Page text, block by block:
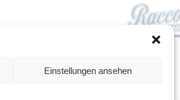
Einstellungen ansehen